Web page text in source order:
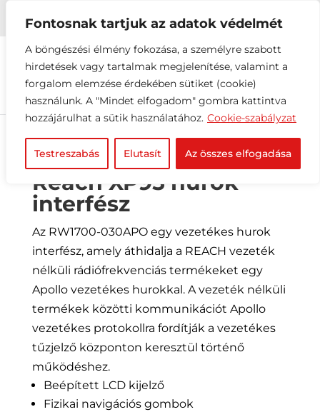
Fontosnak tartjuk az adatok védelmét
A böngészési élmény fokozása, a személyre szabott
hirdetések vagy tartalmak megjelenítése, valamint a
forgalom elemzése érdekében sütiket (cookie)
használunk. A "Mindet elfogadom" gombra kattintva
hozzájárulhat a sütik használatához. Cookie-szabályzat
Testreszabás Elutasít Az összes elfogadása
 +36 1 216 2612 info@elektrovill.hu
Reach XP95 hurok
interfész
Az RW1700-030APO egy vezetékes hurok
interfész, amely áthidalja a REACH vezeték
nélküli rádiófrekvenciás termékeket egy
Apollo vezetékes hurokkal. A vezeték nélküli
termékek közötti kommunikációt Apollo
vezetékes protokollra fordítják a vezetékes
tűzjelző központon keresztül történő
működéshez.
Beépített LCD kijelző
Fizikai navigációs gombok